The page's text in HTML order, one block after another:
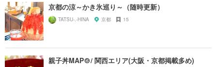
京都の涼～かき氷巡り～（随時更新）
TATSU-.-HINA 京都 15
親子丼MAP🍲/ 関西エリア(大阪・京都掲載多め)